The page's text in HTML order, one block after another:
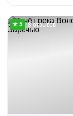
8 отзывов